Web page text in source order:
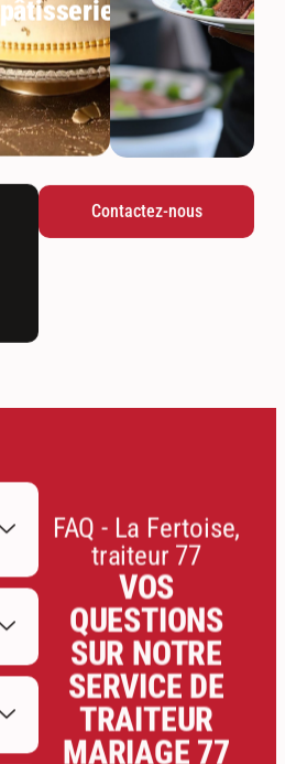
Contactez-nous
FAQ - La Fertoise,
traiteur 77
VOS
QUESTIONS
SUR NOTRE
SERVICE DE
TRAITEUR
MARIAGE 77